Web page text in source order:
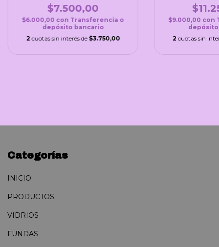
$7.500,00
$6.000,00 con Transferencia o
depósito bancario
2 cuotas sin interés de $3.750,00
$9.000,00 con
2 cuotas sin
Categorías
INICIO
PRODUCTOS
VIDRIOS
FUNDAS